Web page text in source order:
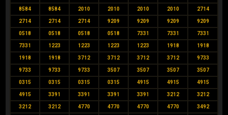
8584 8584 2010 2010 2010 2010 2714
2714 2714 2714 9209 9209 9209 9209
0518 0518 0518 0518 7331 7331 7331
7331 1223 1223 1223 1223 1918 1918
1918 1918 3712 3712 3712 3712 9733
9733 9733 9733 3507 3507 3507 3507
0315 0315 0315 0315 4915 4915 4915
4915 3391 3391 3391 3391 3212 3212
3212 3212 4770 4770 4770 4770 3492